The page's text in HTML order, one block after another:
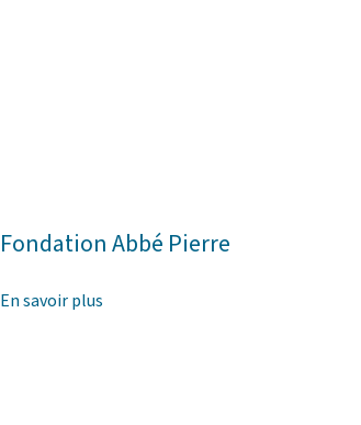
Fondation Abbé Pierre
En savoir plus